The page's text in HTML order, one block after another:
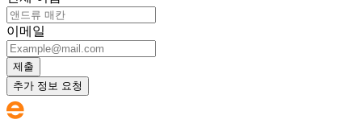
이메일
제출
추가 정보 요청